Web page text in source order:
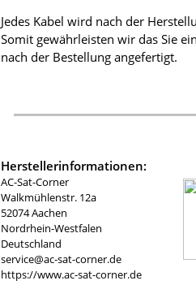
Jedes Kabel wird nach der
Somit gewährleisten wir das Sie
nach der Bestellung angefertigt.
Herstellerinformationen:
AC-Sat-Corner
Walkmühlenstr. 12a
52074 Aachen
Nordrhein-Westfalen
Deutschland
service@ac-sat-corner.de
https://www.ac-sat-corner.de